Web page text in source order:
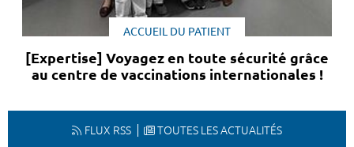
ACCUEIL DU PATIENT
[Expertise] Voyagez en toute sécurité grâce
au centre de vaccinations internationales !
FLUX RSS TOUTES LES ACTUALITÉS